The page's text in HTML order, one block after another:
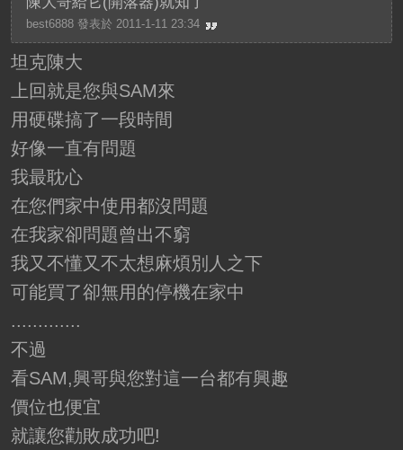
best6888 發表於 2011-1-11 23:34
坦克陳大
上回就是您與SAM來
用硬碟搞了一段時間
好像一直有問題
我最耽心
在您們家中使用都沒問題
在我家卻問題曾出不窮
我又不懂又不太想麻煩別人之下
可能買了卻無用的停機在家中
.............
不過
看SAM,興哥與您對這一台都有興趣
價位也便宜
就讓您勸敗成功吧!